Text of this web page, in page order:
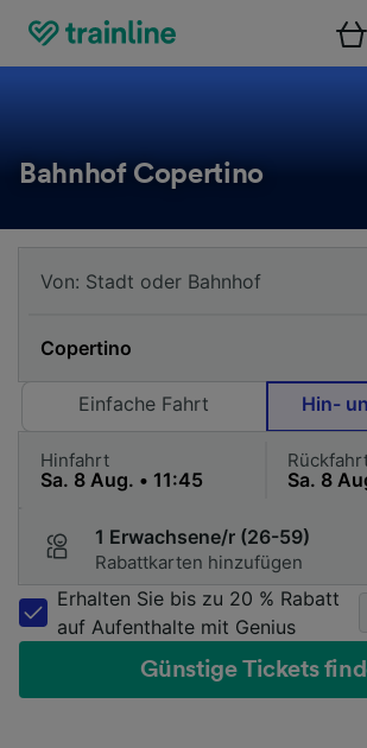
Bahnhof Copertino
Einfache Fahrt Hin-
Hinfahrt
1 Erwachsene/r (26-59)
Rabattkarten hinzufügen
Erhalten Sie bis zu 20 % Rabatt
auf Aufenthalte mit Genius
Günstige Tickets